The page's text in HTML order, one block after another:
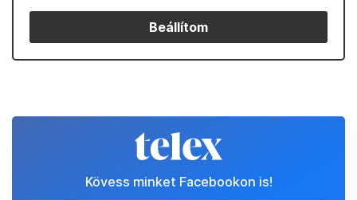
Beállítom
Kövess minket Facebookon is!